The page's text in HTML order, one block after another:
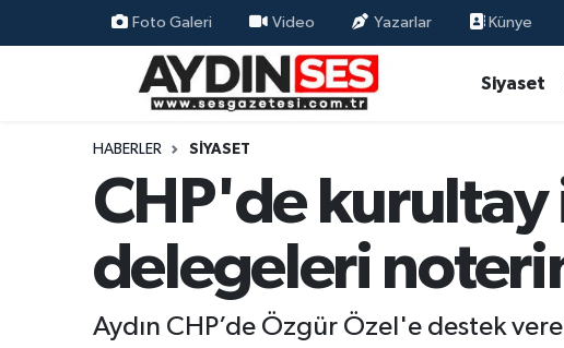
Foto Galeri Video Yazarlar Künye
Siyaset
HABERLER SIYASET
CHP'de kurultay
delegeleri
Aydın CHP’de Özgür Özel'e destek
Siyaset
Ekonomi
Aydın Nöbetçi Eczaneler
Aydın Hava Durumu
Aydin Namaz Vakitleri
Aydın Trafik Yoğunluk Haritası
Süper Lig Puan Durumu ve Fikstür